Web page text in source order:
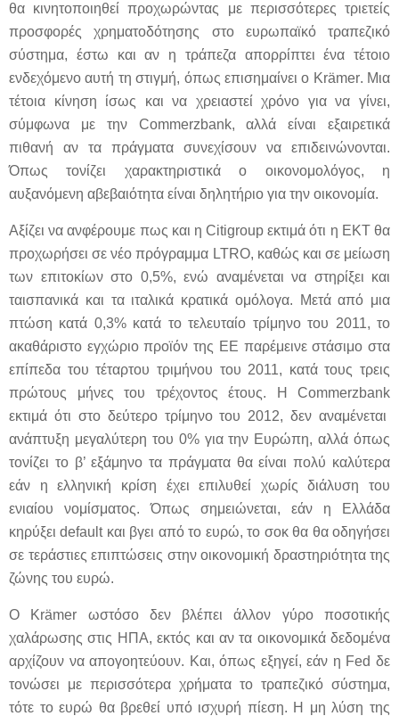
θα κινητοποιηθεί προχωρώντας με περισσότερες τριετείς
προσφορές χρηματοδότησης στο ευρωπαϊκό τραπεζικό
σύστημα, έστω και αν η τράπεζα απορρίπτει ένα τέτοιο
ενδεχόμενο αυτή τη στιγμή, όπως επισημαίνει ο Krämer. Μια
τέτοια κίνηση ίσως και να χρειαστεί χρόνο για να γίνει,
σύμφωνα με την Commerzbank, αλλά είναι εξαιρετικά
πιθανή αν τα πράγματα συνεχίσουν να επιδεινώνονται.
Όπως τονίζει χαρακτηριστικά ο οικονομολόγος, η
αυξανόμενη αβεβαιότητα είναι δηλητήριο για την οικονομία.
Αξίζει να ανφέρουμε πως και ηCitigroup εκτιμά ότι η ΕΚΤ θα
προχωρήσει σε νέο πρόγραμμα LTRO, καθώς και σε μείωση
των επιτοκίων στο 0,5%, ενώ αναμένεται να στηρίξει και
ταισπανικά και τα ιταλικά κρατικά ομόλογα. Μετά από μια
πτώση κατά 0,3% κατά το τελευταίο τρίμηνο του 2011, το
ακαθάριστο εγχώριο προϊόν της ΕΕ παρέμεινε στάσιμο στα
επίπεδα του τέταρτου τριμήνου του 2011, κατά τους τρεις
πρώτους μήνες του τρέχοντος έτους. Η Commerzbank
εκτιμά ότι στο δεύτερο τρίμηνο του 2012, δεν αναμένεται
ανάπτυξη μεγαλύτερη του 0% για την Ευρώπη, αλλά όπως
τονίζει το β’ εξάμηνο τα πράγματα θα είναι πολύ καλύτερα
εάν η ελληνική κρίση έχει επιλυθεί χωρίς διάλυση του
ενιαίου νομίσματος. Όπως σημειώνεται, εάν η Ελλάδα
κηρύξειdefaultκαι βγει από το ευρώ, το σοκ θα θα οδηγήσει
σε τεράστιες επιπτώσεις στην οικονομική δραστηριότητα της
ζώνης του ευρώ.
Ο Krämer ωστόσο δεν βλέπει άλλον γύρο ποσοτικής
χαλάρωσης στις ΗΠΑ, εκτός και αν τα οικονομικά δεδομένα
αρχίζουν να απογοητεύουν. Και, όπως εξηγεί, εάν η Fed δε
τονώσει με περισσότερα χρήματα το τραπεζικό σύστημα,
τότε το ευρώ θα βρεθεί υπό ισχυρή πίεση. Η μη λύση της